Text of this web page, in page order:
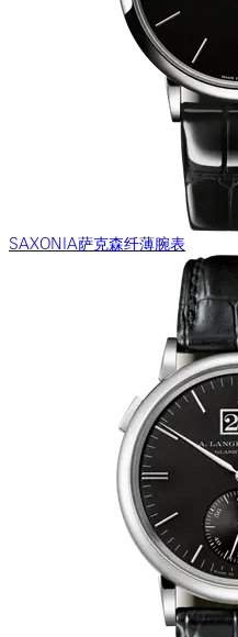
SAXONIA萨克森纤薄腕表